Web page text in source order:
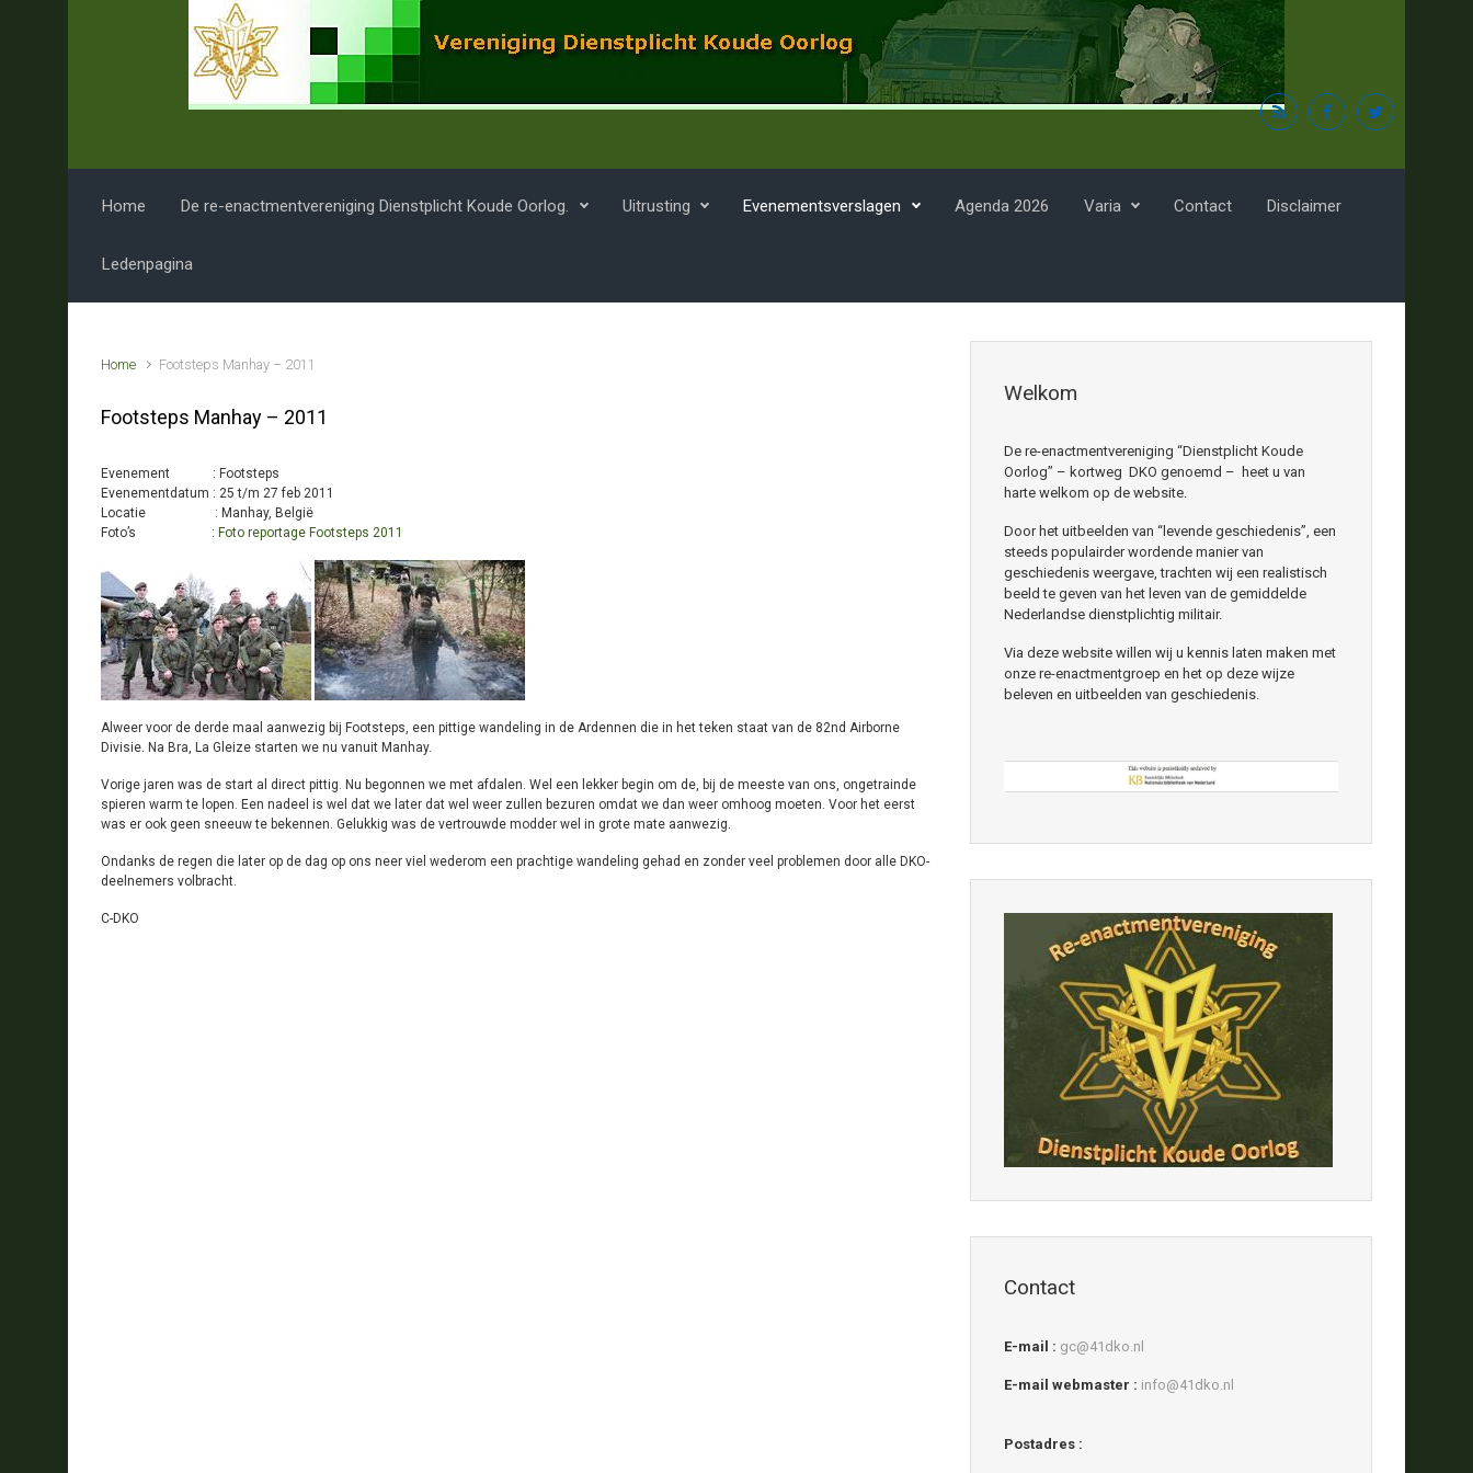
Spring naar de hoofdinhoud
Home De re-enactmentvereniging Dienstplicht Koude Oorlog. Uitrusting Evenementsverslagen Agenda 2026 Varia Contact Disclaimer
Ledenpagina
Home Footsteps Manhay – 2011
Footsteps Manhay – 2011
Evenement : Footsteps
Evenementdatum : 25 t/m 27 feb 2011
Locatie : Manhay, België
Foto’s : Foto reportage Footsteps 2011
Alweer voor de derde maal aanwezig bij Footsteps, een pittige wandeling in de Ardennen die in het teken staat van de 82nd Airborne
Divisie. Na Bra, La Gleize starten we nu vanuit Manhay.
Vorige jaren was de start al direct pittig. Nu begonnen we met afdalen. Wel een lekker begin om de, bij de meeste van ons, ongetrainde
spieren warm te lopen. Een nadeel is wel dat we later dat wel weer zullen bezuren omdat we dan weer omhoog moeten. Voor het eerst
was er ook geen sneeuw te bekennen. Gelukkig was de vertrouwde modder wel in grote mate aanwezig.
Ondanks de regen die later op de dag op ons neer viel wederom een prachtige wandeling gehad en zonder veel problemen door alle DKO-
deelnemers volbracht.
C-DKO
Welkom
De re-enactmentvereniging “Dienstplicht Koude
Oorlog” – kortweg DKO genoemd – heet u van
harte welkom op de website.
Door het uitbeelden van “levende geschiedenis”, een
steeds populairder wordende manier van
geschiedenis weergave, trachten wij een realistisch
beeld te geven van het leven van de gemiddelde
Nederlandse dienstplichtig militair.
Via deze website willen wij u kennis laten maken met
onze re-enactmentgroep en het op deze wijze
beleven en uitbeelden van geschiedenis.
Contact
E-mail : gc@41dko.nl
E-mail webmaster : info@41dko.nl
Postadres :